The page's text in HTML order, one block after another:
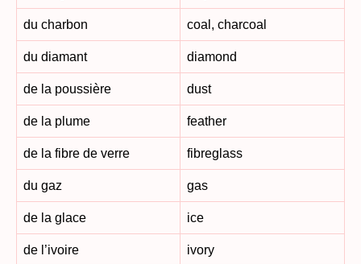
du charbon coal, charcoal
du diamant diamond
de la poussière dust
de la plume feather
de la fibre de verre fibreglass
du gaz gas
de la glace ice
de l’ivoire ivory